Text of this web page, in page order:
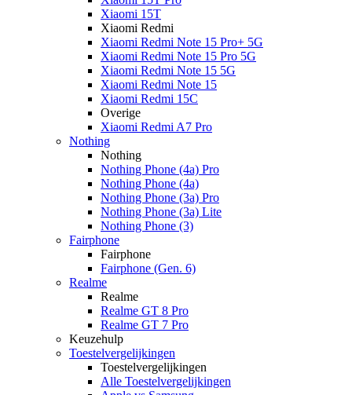
Xiaomi 15T
Xiaomi Redmi
Xiaomi Redmi Note 15 Pro+ 5G
Xiaomi Redmi Note 15 Pro 5G
Xiaomi Redmi Note 15 5G
Xiaomi Redmi Note 15
Xiaomi Redmi 15C
Overige
Xiaomi Redmi A7 Pro
Nothing
Nothing
Nothing Phone (4a) Pro
Nothing Phone (4a)
Nothing Phone (3a) Pro
Nothing Phone (3a) Lite
Nothing Phone (3)
Fairphone
Fairphone
Fairphone (Gen. 6)
Realme
Realme
Realme GT 8 Pro
Realme GT 7 Pro
Keuzehulp
Toestelvergelijkingen
Toestelvergelijkingen
Alle Toestelvergelijkingen